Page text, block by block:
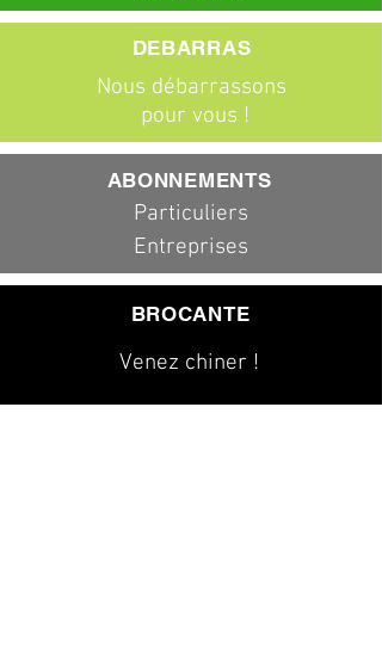
Nous débarrassons
pour vous !
DEBARRAS
ABONNEMENTS
Particuliers
Entreprises
BROCANTE
Venez chiner !